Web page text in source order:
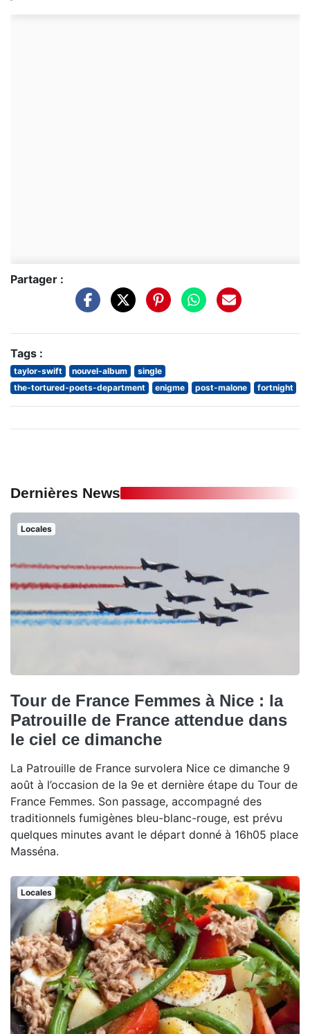
Partager :
Tags :
taylor-swift nouvel-album
single
the-tortured-poets-department
enigme post-malone fortnight
Dernières News
Locales
Tour de France Femmes à Nice : la
Patrouille de France attendue dans
le ciel ce dimanche
La Patrouille de France survolera Nice ce dimanche 9
août à l’occasion de la 9e et dernière étape du Tour de
France Femmes. Son passage, accompagné des
traditionnels fumigènes bleu-blanc-rouge, est prévu
quelques minutes avant le départ donné à 16h05 place
Masséna.
Locales